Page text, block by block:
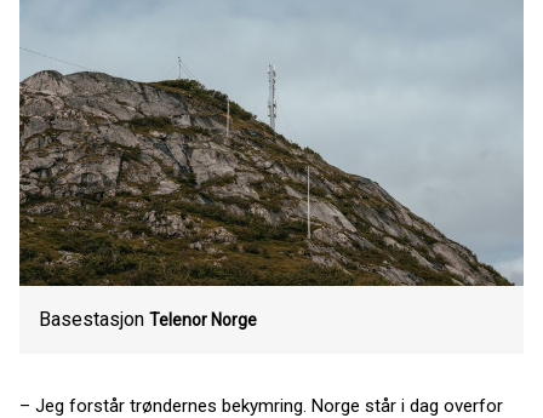
Basestasjon Telenor Norge
– Jeg forstår trøndernes bekymring. Norge står i dag overfor